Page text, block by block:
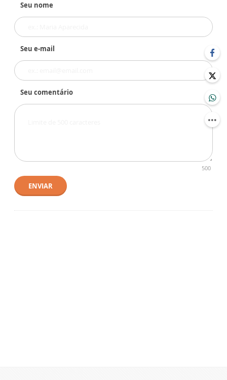
Seu nome
Seu e-mail
Seu comentário
500
ENVIAR